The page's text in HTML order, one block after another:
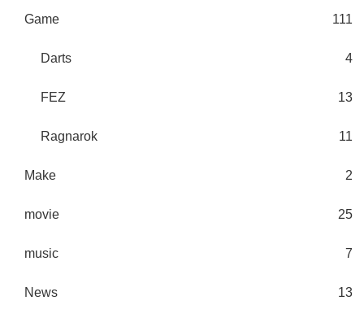
Game 111
Darts 4
FEZ 13
Ragnarok 11
Make 2
movie 25
music 7
News 13